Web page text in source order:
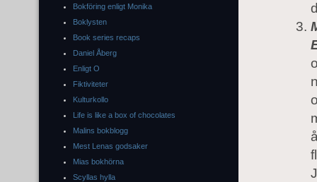
Bokföring enligt Monika
Boklysten
Book series recaps
Daniel Åberg
Enligt O
Fiktiviteter
Kulturkollo
Life is like a box of chocolates
Malins bokblogg
Mest Lenas godsaker
Mias bokhörna
Scyllas hylla